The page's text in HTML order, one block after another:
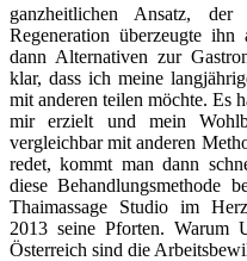
ganzheitlichen Ansatz,
Regeneration überzeugte
dann Alternativen zur
klar, dass ich meine
mit anderen teilen möchte. Es
mir erzielt und mein
vergleichbar mit anderen
redet, kommt man dann
diese Behandlungsmethode
Thaimassage Studio im
2013 seine Pforten. Warum
Österreich sind die